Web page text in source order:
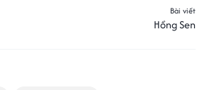
Bài viết
Hồng Sen